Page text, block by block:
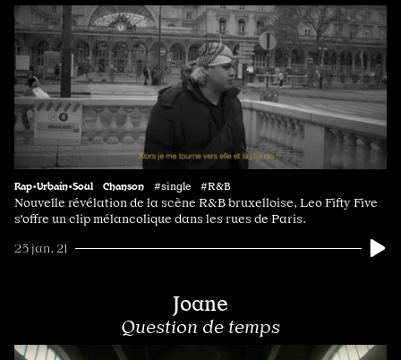
Rap•Urbain•Soul Chanson #single #R&B
Nouvelle révélation de la scène R&B bruxelloise, Leo Fifty Five
s'offre un clip mélancolique dans les rues de Paris.
25 jan. 21
Joane
Question de temps